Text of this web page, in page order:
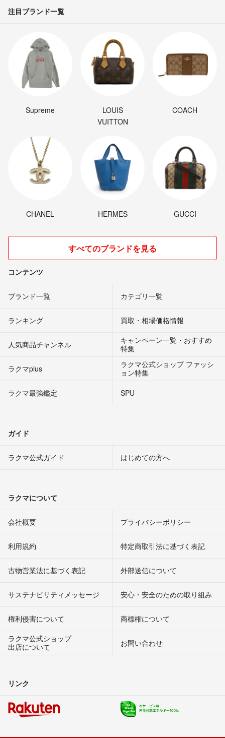
#レッドベルベット
#ブルードラゴン
#ラウリンゼ
#ラブリーローズ
#ララータ
#ピュアラブ
#ピンクルルビー
#寄せ植え
#葉挿し発芽済
#韓国苗セット
#葉挿しセット
基本、前日夜までに購入いただいたものを、翌朝の出勤時に発送するこ
とを心がけています！
☆梱包について
家にある資材を使ってリサイクル梱包を心がけています。その分、お安
く出品しますので、ご理解をお願いします！
☆お値引きについて
ありましたら、コメントよりご連絡ください。
注目ブランド一覧
Supreme
LOUIS
VUITTON
COACH
CHANEL HERMES GUCCI
すべてのブランドを見る
コンテンツ
ブランド一覧 カテゴリ一覧
ランキング 買取・相場価格情報
人気商品チャンネル
キャンペーン一覧・おすすめ
特集
ラクマplus
ラクマ公式ショップ ファッシ
ョン特集
ラクマ最強鑑定
SPU
ガイド
ラクマ公式ガイド はじめての方へ
ラクマについて
会社概要 プライバシーポリシー
利用規約 特定商取引法に基づく表記
古物営業法に基づく表記 外部送信について
サステナビリティメッセージ 安心・安全のための取り組み
権利侵害について
商標権について
ラクマ公式ショップ
出店について
お問い合わせ
リンク